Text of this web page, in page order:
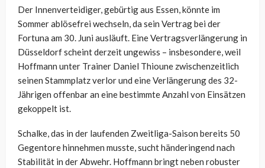
Der Innenverteidiger, gebürtig aus Essen, könnte im
Sommer ablösefrei wechseln, da sein Vertrag bei der
Fortuna am 30. Juni ausläuft. Eine Vertragsverlängerung in
Düsseldorf scheint derzeit ungewiss – insbesondere, weil
Hoffmann unter Trainer Daniel Thioune zwischenzeitlich
seinen Stammplatz verlor und eine Verlängerung des 32-
Jährigen offenbar an eine bestimmte Anzahl von Einsätzen
gekoppelt ist.
Schalke, das in der laufenden Zweitliga-Saison bereits 50
Gegentore hinnehmen musste, sucht händeringend nach
Stabilität in der Abwehr. Hoffmann bringt neben robuster